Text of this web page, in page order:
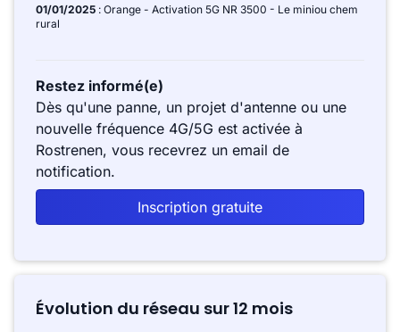
01/01/2025 : Orange - Activation 5G NR 3500 - Le miniou chem
rural
Restez informé(e)
Dès qu'une panne, un projet d'antenne ou une
nouvelle fréquence 4G/5G est activée à
Rostrenen, vous recevrez un email de
notification.
Inscription gratuite
Évolution du réseau sur 12 mois